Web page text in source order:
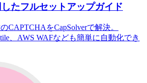
たフルセットアップガイド
CAPTCHAをCapSolverで解決。
、AWS WAFなども簡単に自動化でき